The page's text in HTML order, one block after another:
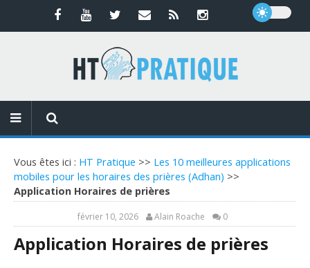
Vous êtes ici : HT Pratique >> Les 10 meilleures applications
mobiles pour les horaires des prières (Adhan) >>
Application Horaires de prières
février 10, 2026 Alain Roache 0
Application Horaires de prières